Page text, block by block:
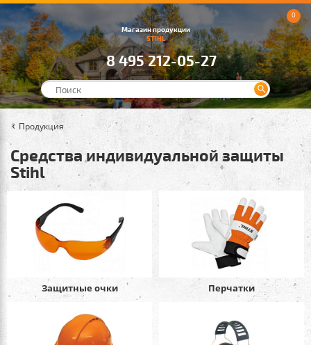
Магазин продукции
STIHL
8 495 212-05-27
0
Продукция
Средства индивидуальной защиты
Stihl
Защитные очки Перчатки